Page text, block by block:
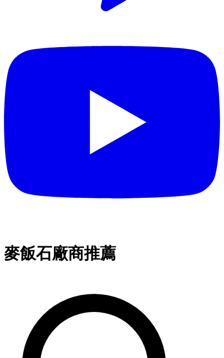
麥飯石廠商推薦